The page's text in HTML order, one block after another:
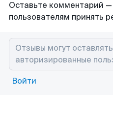
Оставьте комментарий
пользователям принять
Войти